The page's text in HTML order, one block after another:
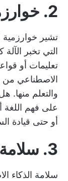
2. خوارزمية الذكاء الاصطناعي
تشير خوارزمية
التي تخبر
تعليمات أو
الاصطناعي من
والتعلم منها.
على فهم
أو حتى قيادة
3. سلامة الذكاء الاصطناعي
سلامة الذكاء